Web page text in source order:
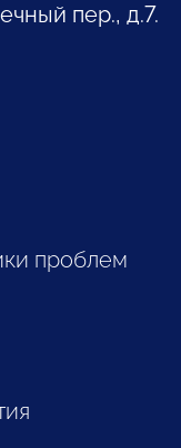
пер., д.7.
проблем